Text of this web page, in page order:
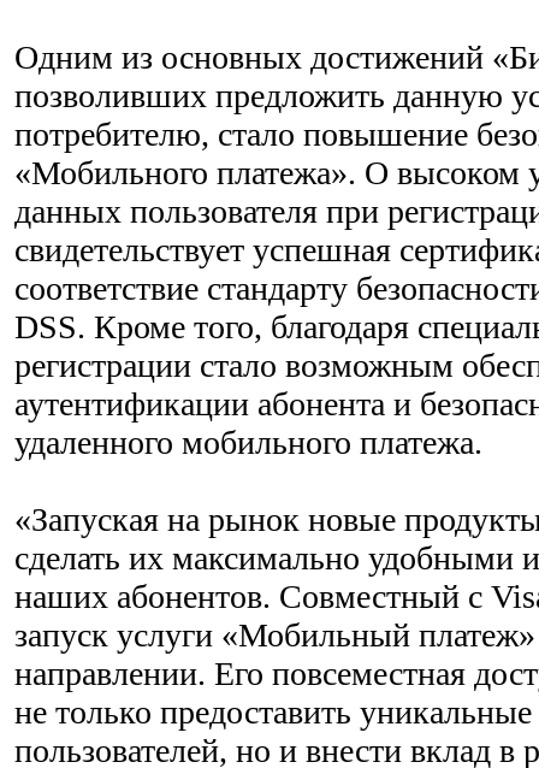
Одним из основных достижений
позволивших предложить данную
потребителю, стало повышение
«Мобильного платежа». О высоком
данных пользователя при
свидетельствует успешная
соответствие стандарту
DSS. Кроме того, благодаря
регистрации стало возможным
аутентификации абонента и
удаленного мобильного платежа.
«Запуская на рынок новые
сделать их максимально удобными
наших абонентов. Совместный с
запуск услуги «Мобильный
направлении. Его повсеместная
не только предоставить
пользователей, но и внести вклад в